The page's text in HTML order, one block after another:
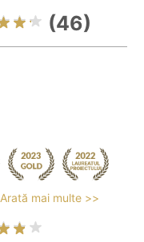
(46)
Arată mai multe >>